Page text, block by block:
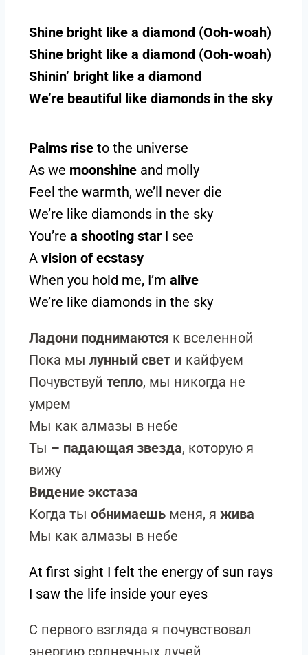
Shine bright like a diamond (Ooh-woah)
Shine bright like a diamond (Ooh-woah)
Shinin’ bright like a diamond
We’re beautiful like diamonds in the sky
Palms rise to the universe
As we moonshine and molly
Feel the warmth, we’ll never die
We’re like diamonds in the sky
You’re a shooting star I see
A vision of ecstasy
When you hold me, I’m alive
We’re like diamonds in the sky
Ладони поднимаются к вселенной
Пока мы лунный свет и кайфуем
Почувствуй тепло, мы никогда не
умрем
Мы как алмазы в небе
Ты – падающая звезда, которую я
вижу
Видение экстаза
Когда ты обнимаешь меня, я жива
Мы как алмазы в небе
At first sight I felt the energy of sun rays
I saw the life inside your eyes
С первого взгляда я почувствовал
энергию солнечных лучей